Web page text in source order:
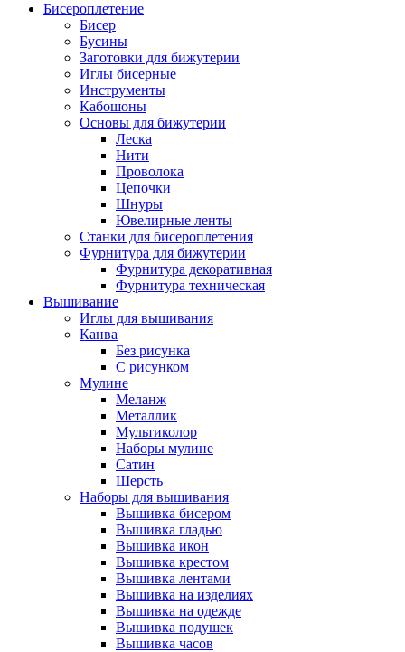
Бисероплетение
Бисер
Бусины
Заготовки для бижутерии
Иглы бисерные
Инструменты
Кабошоны
Основы для бижутерии
Леска
Нити
Проволока
Цепочки
Шнуры
Ювелирные ленты
Станки для бисероплетения
Фурнитура для бижутерии
Фурнитура декоративная
Фурнитура техническая
Вышивание
Иглы для вышивания
Канва
Без рисунка
С рисунком
Мулине
Меланж
Металлик
Мультиколор
Наборы мулине
Сатин
Шерсть
Наборы для вышивания
Вышивка бисером
Вышивка гладью
Вышивка икон
Вышивка крестом
Вышивка лентами
Вышивка на изделиях
Вышивка на одежде
Вышивка подушек
Вышивка часов